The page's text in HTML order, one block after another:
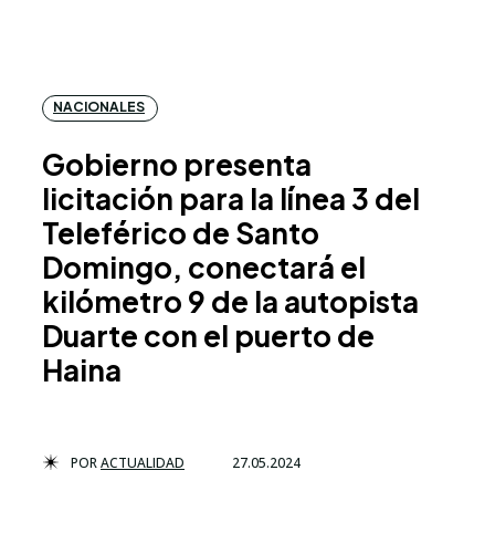
NACIONALES
Gobierno presenta
licitación para la línea 3 del
Teleférico de Santo
Domingo, conectará el
kilómetro 9 de la autopista
Duarte con el puerto de
Haina
PORACTUALIDAD 27.05.2024